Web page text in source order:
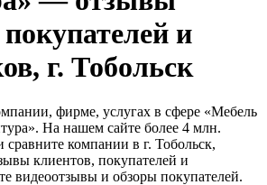
и
г. Тобольск
фирме, услугах в сфере «Мебель
На нашем сайте более 4 млн.
компании в г. Тобольск,
клиентов, покупателей и
видеоотзывы и обзоры покупателей.